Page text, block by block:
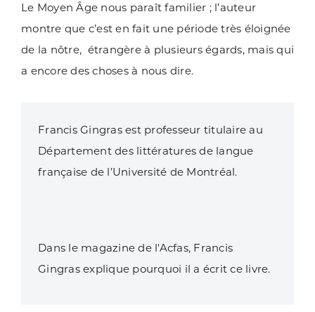
Le Moyen Âge nous paraît familier ; l’auteur
montre que c’est en fait une période très éloignée
de la nôtre, étrangère à plusieurs égards, mais qui
a encore des choses à nous dire.
Francis Gingras est professeur titulaireau
Département des littératures de langue
française de l’Université de Montréal.
Dans le magazine de l'Acfas, Francis
Gingras explique pourquoi il a écrit ce livre.